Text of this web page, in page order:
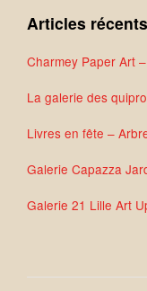
Articles
Charmey Paper Art
La galerie des
Livres en fête –
Galerie Capazza
Galerie 21 Lille Art